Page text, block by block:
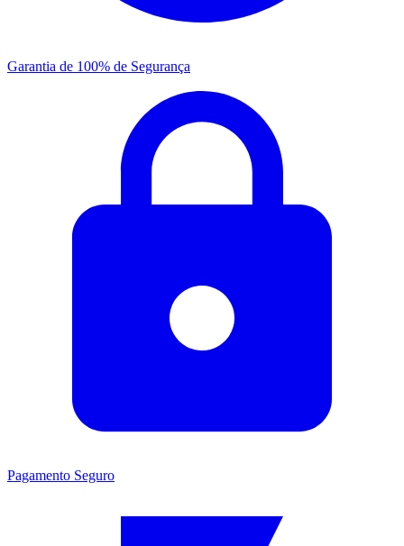
Garantia de 100% de Segurança
Pagamento Seguro